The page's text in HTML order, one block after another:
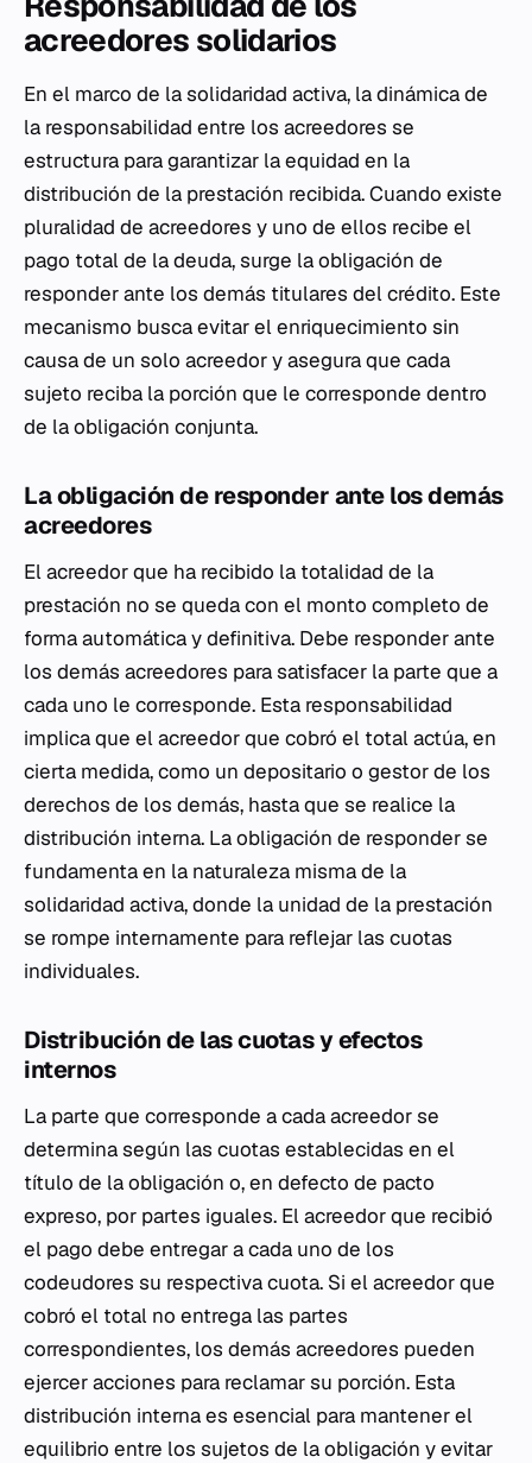
acreedores solidarios
En el marco de la solidaridad activa, la dinámica de
la responsabilidad entre los acreedores se
estructura para garantizar la equidad en la
distribución de la prestación recibida. Cuando existe
pluralidad de acreedores y uno de ellos recibe el
pago total de la deuda, surge la obligación de
responder ante los demás titulares del crédito. Este
mecanismo busca evitar el enriquecimiento sin
causa de un solo acreedor y asegura que cada
sujeto reciba la porción que le corresponde dentro
de la obligación conjunta.
La obligación de responder ante los demás
acreedores
El acreedor que ha recibido la totalidad de la
prestación no se queda con el monto completo de
forma automática y definitiva. Debe responder ante
los demás acreedores para satisfacer la parte que a
cada uno le corresponde. Esta responsabilidad
implica que el acreedor que cobró el total actúa, en
cierta medida, como un depositario o gestor de los
derechos de los demás, hasta que se realice la
distribución interna. La obligación de responder se
fundamenta en la naturaleza misma de la
solidaridad activa, donde la unidad de la prestación
se rompe internamente para reflejar las cuotas
individuales.
Distribución de las cuotas y efectos
internos
La parte que corresponde a cada acreedor se
determina según las cuotas establecidas en el
título de la obligación o, en defecto de pacto
expreso, por partes iguales. El acreedor que recibió
el pago debe entregar a cada uno de los
codeudores su respectiva cuota. Si el acreedor que
cobró el total no entrega las partes
correspondientes, los demás acreedores pueden
ejercer acciones para reclamar su porción. Esta
distribución interna es esencial para mantener el
equilibrio entre los sujetos de la obligación y evitar